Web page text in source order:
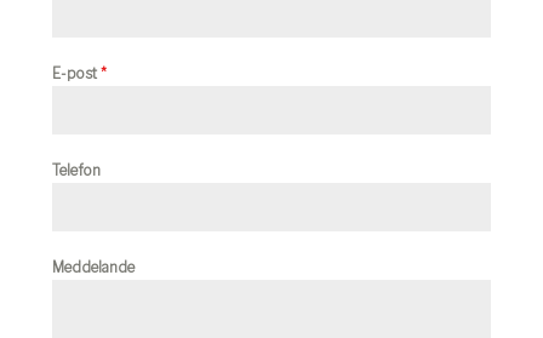
E-post *
Telefon
Meddelande